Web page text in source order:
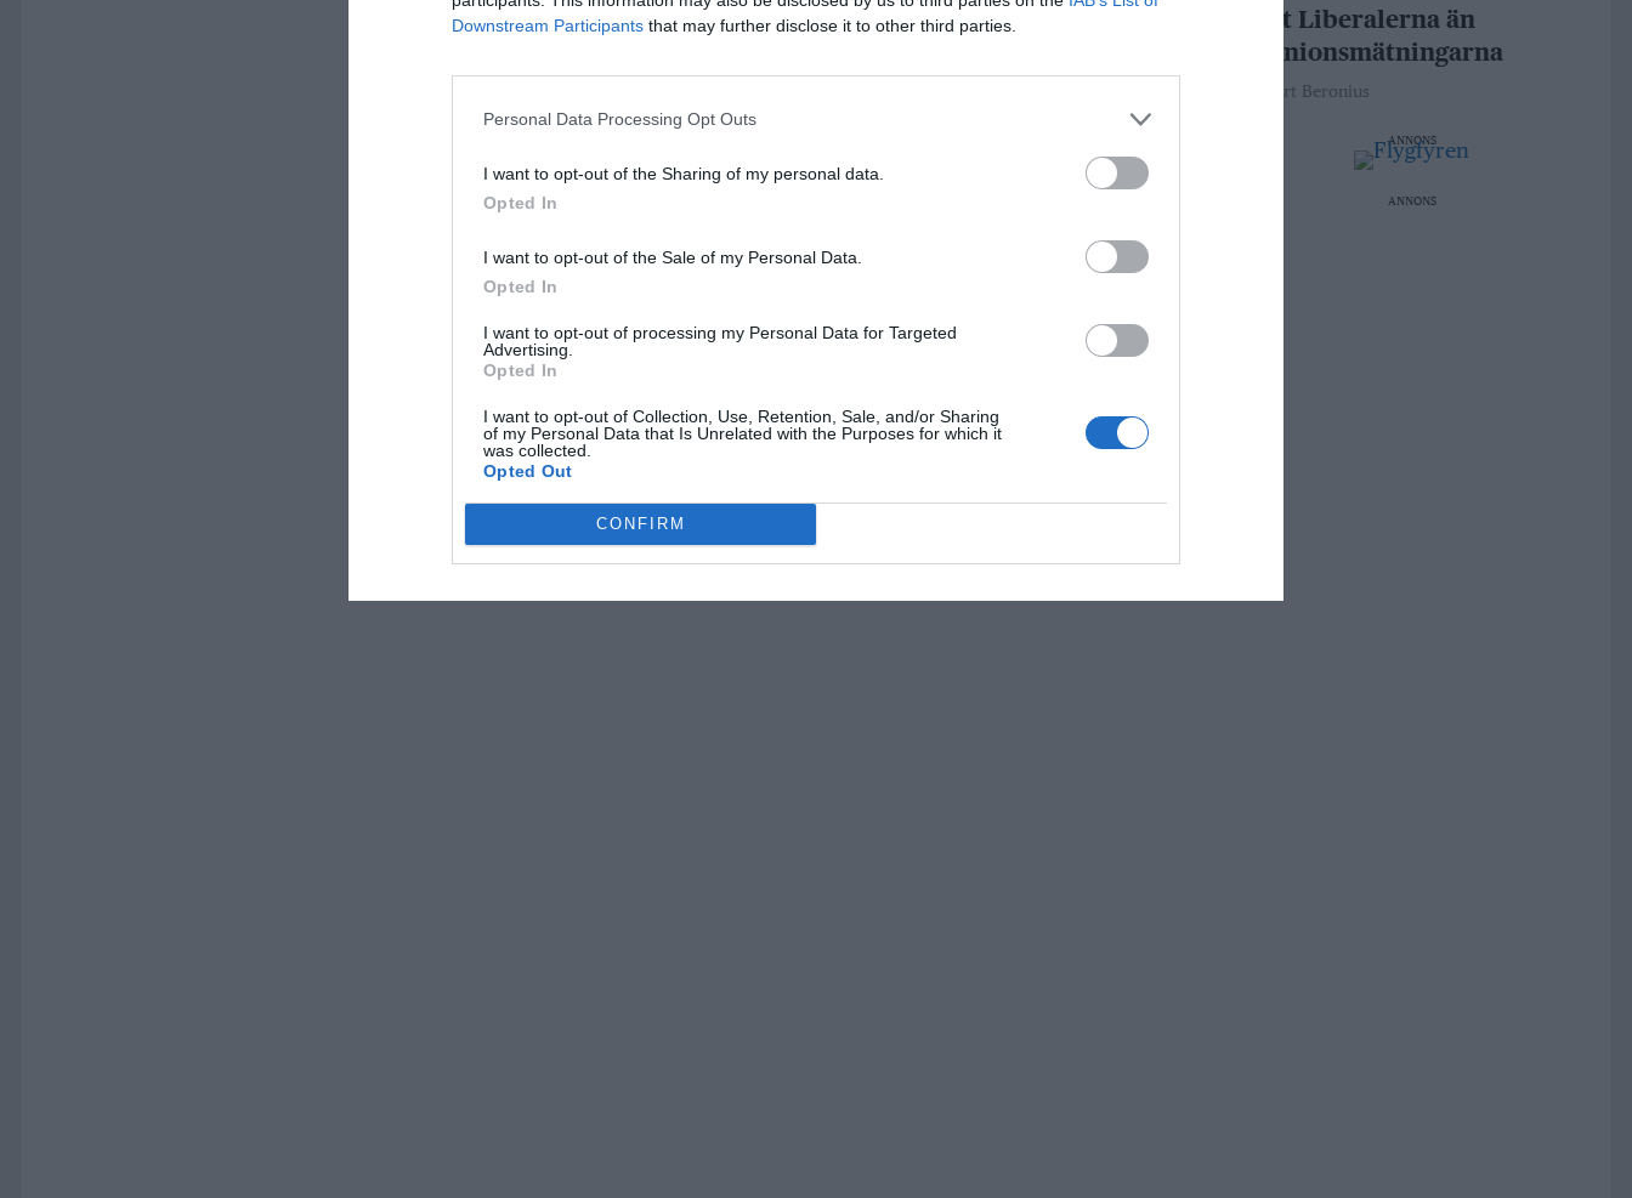
Downstream Participants that may further disclose it to other third parties.
Personal Data Processing Opt Outs
I want to opt-out of the Sharing of my personal data.
Opted In
I want to opt-out of the Sale of my Personal Data.
Opted In
I want to opt-out of processing my Personal Data for Targeted
Advertising.
Opted In
I want to opt-out of Collection, Use, Retention, Sale, and/or Sharing
of my Personal Data that Is Unrelated with the Purposes for which it
was collected.
Opted Out
CONFIRM
mot Liberalerna än
opinionsmätningarna
Robert Beronius
ANNONS
ANNONS